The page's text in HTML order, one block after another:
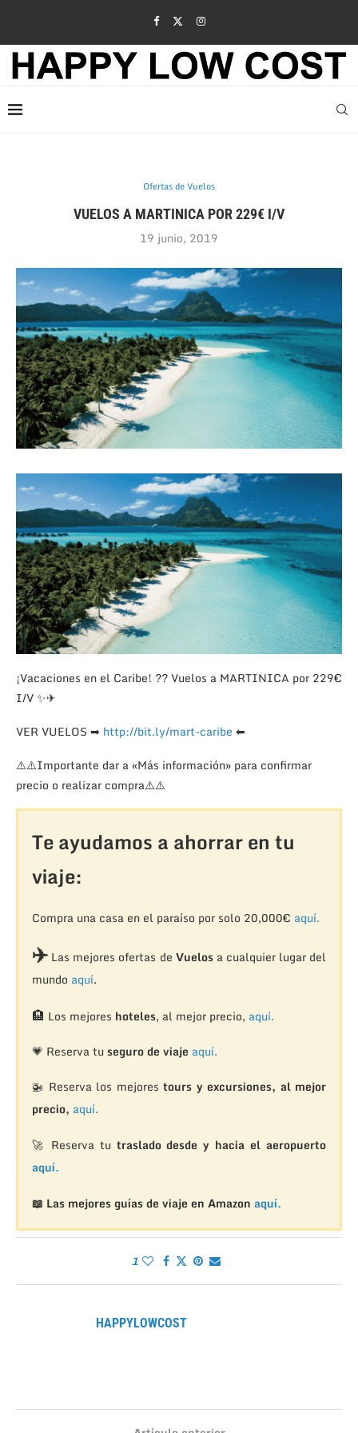
Ofertas de Vuelos
VUELOS A MARTINICA POR 229€ I/V
19 junio, 2019
¡Vacaciones en el Caribe! ??Vuelos a MARTINICA por 229€
I/V✨✈
VER VUELOS ➡ http://bit.ly/mart-caribe ⬅
⚠️⚠️Importante dar a «Más información» para confirmar
precio o realizar compra⚠️⚠️
Te ayudamos a ahorrar en tu
viaje:
Compra una casa en el paraíso por solo 20,000€ aquí.
✈️Las mejores ofertas de Vuelosa cualquier lugar del
mundo aquí.
🏨 Los mejores hoteles, al mejor precio, aquí.
💗 Reserva tu seguro de viaje aquí.
🚁 Reserva los mejorestours y excursiones, al mejor
precio, aquí.
🚀 Reserva tu traslado desde y hacia el aeropuerto
aquí.
📖 Las mejores guías de viaje en Amazon aquí.
1
HAPPYLOWCOST